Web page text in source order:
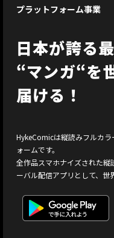
プラットフォーム事業
日本が誇る
“マンガ“を
届ける！
HykeComicは縦読みフルカ
ォームです。
全作品スマホナイズされた縦
ーバル配信アプリとして、世